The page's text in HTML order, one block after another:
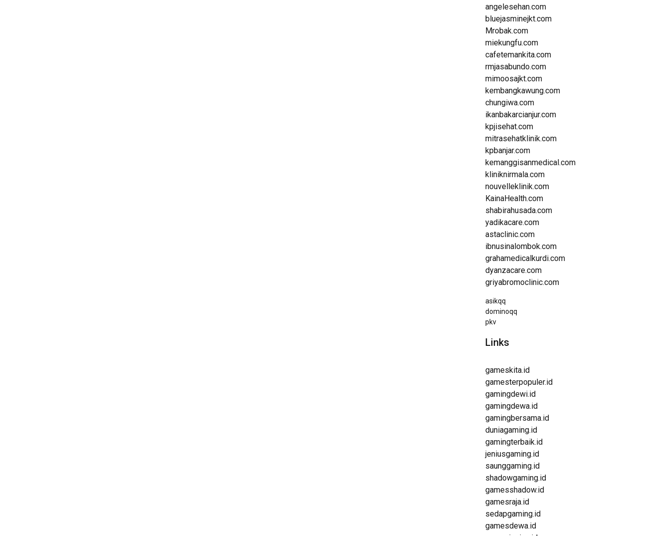
angelesehan.com
bluejasminejkt.com
Mrobak.com
miekungfu.com
cafetemankita.com
rmjasabundo.com
mimoosajkt.com
kembangkawung.com
chungiwa.com
ikanbakarcianjur.com
kpjisehat.com
mitrasehatklinik.com
kpbanjar.com
kemanggisanmedical.com
kliniknirmala.com
nouvelleklinik.com
KainaHealth.com
shabirahusada.com
yadikacare.com
astaclinic.com
ibnusinalombok.com
grahamedicalkurdi.com
dyanzacare.com
griyabromoclinic.com
asikqq
dominoqq
pkv
Links
gameskita.id
gamesterpopuler.id
gamingdewi.id
gamingdewa.id
gamingbersama.id
duniagaming.id
gamingterbaik.id
jeniusgaming.id
saunggaming.id
shadowgaming.id
gamesshadow.id
gamesraja.id
sedapgaming.id
gamesdewa.id